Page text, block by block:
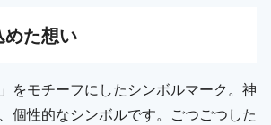
めた想い
をモチーフにしたシンボルマーク。神
個性的なシンボルです。ごつごつした